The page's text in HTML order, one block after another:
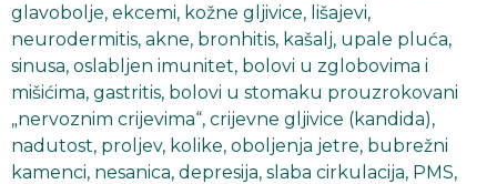
glavobolje, ekcemi, kožne gljivice, lišajevi,
neurodermitis, akne, bronhitis, kašalj, upale pluća,
sinusa, oslabljen imunitet, bolovi u zglobovima i
mišićima, gastritis, bolovi u stomaku prouzrokovani
„nervoznim crijevima“, crijevne gljivice (kandida),
nadutost, proljev, kolike, oboljenja jetre, bubrežni
kamenci, nesanica, depresija, slaba cirkulacija, PMS,